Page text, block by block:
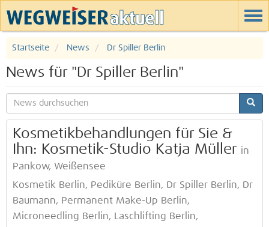
Startseite News Dr Spiller Berlin
News für "Dr Spiller Berlin"
Kosmetikbehandlungen für Sie &
Ihn: Kosmetik-Studio Katja Müller in
Pankow, Weißensee
Kosmetik Berlin, Pediküre Berlin, Dr Spiller Berlin, Dr
Baumann, Permanent Make-Up Berlin,
Microneedling Berlin, Laschlifting Berlin,